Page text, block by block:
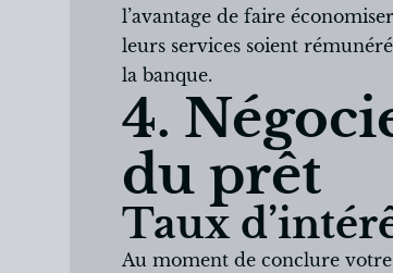
l’avantage de faire
leurs services soient
la banque.
4.
du prêt
Taux
Au moment de conclure